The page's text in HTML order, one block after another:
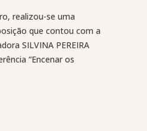
realizou-se uma
que contou com a
SILVINA PEREIRA
“Encenar os